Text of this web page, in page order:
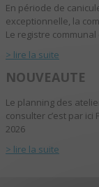
En période de
exceptionnelle, la
Le registre
> lire la suite
NOUVEAUTE
Le planning des
consulter c’est par
2026
> lire la suite